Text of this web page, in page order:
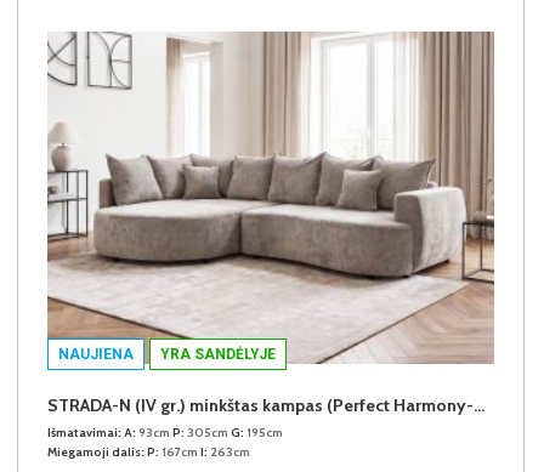
NAUJIENA YRA SANDĖLYJE
STRADA-N (IV gr.) minkštas kampas (Perfect Harmony-04) K
Išmatavimai: A: 93cm P: 305cm G: 195cm
Miegamoji dalis: P: 167cm I: 263cm